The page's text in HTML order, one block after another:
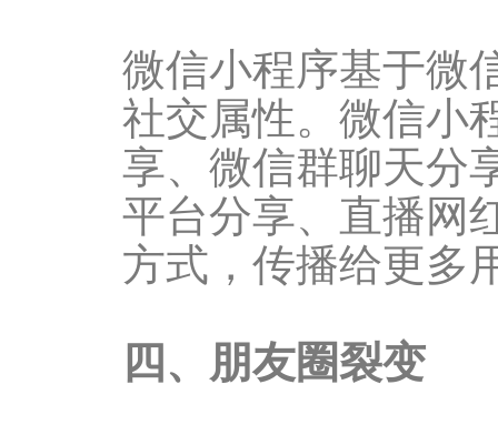
微信小程序基于微
社交属性。微信小
享、微信群聊天分
平台分享、直播网
方式，传播给更多
四、朋友圈裂变